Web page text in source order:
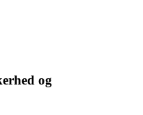
og